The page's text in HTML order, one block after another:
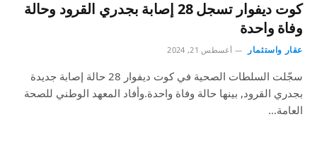
كوت ديفوار تسجل 28 إصابة بجدري القرود وحالة
وفاة واحدة
عقار واستثمار أغسطس 21, 2024
سجّلت السلطات الصحية في كوت ديفوار 28 حالة إصابة جديدة
بجدري القرود, بينها حالة وفاة واحدة.وأفاد المعهد الوطني للصحة
العامة…